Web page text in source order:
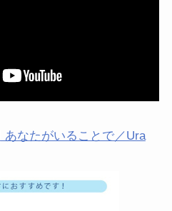
なたがいることで／Ura